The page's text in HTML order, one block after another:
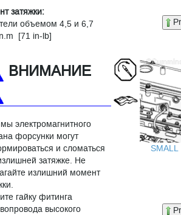
затяжки:
объемом 4,5 и 6,7
[71 in-lb]
ВНИМАНИЕ
электромагнитного
форсунки могут
и сломаться
затяжке. Не
излишний момент
гайку фитинга
высокого
SMALL